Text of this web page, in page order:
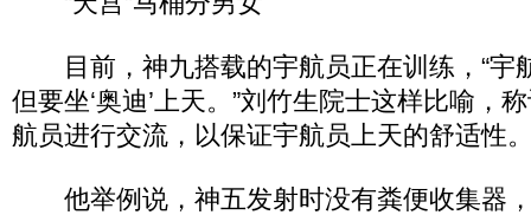
目前，神九搭载的宇航员正在训练，“宇航
但要坐‘奥迪’上天。”刘竹生院士这样比喻，
航员进行交流，以保证宇航员上天的舒适性
他举例说，神五发射时没有粪便收集器